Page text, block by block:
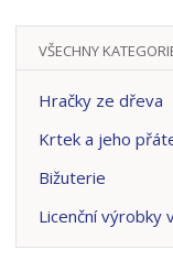
VŠECHNY
Hračky ze dřeva
Krtek a jeho
Bižuterie
Licenční výrobky